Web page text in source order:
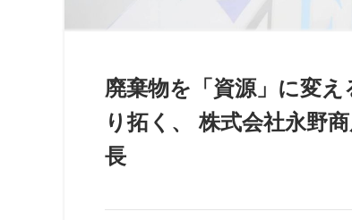
廃棄物を「資源」に変
り拓く、 株式会社永野
長